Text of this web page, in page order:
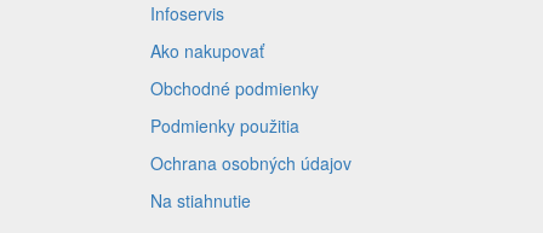
Infoservis
Ako nakupovať
Obchodné podmienky
Podmienky použitia
Ochrana osobných údajov
Na stiahnutie